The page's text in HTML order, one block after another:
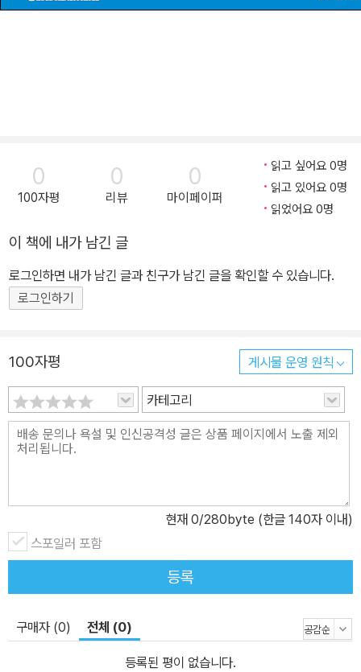
0
100자평
0
리뷰
0
마이페이퍼
읽고 싶어요 0명
읽고 있어요 0명
읽었어요 0명
이 책에 내가 남긴 글
로그인하면 내가 남긴 글과 친구가 남긴 글을 확인할 수 있습니다.
로그인하기
100자평 게시물 운영 원칙
카테고리
현재 0/280byte (한글 140자 이내)
스포일러 포함
등록
구매자 (0) 전체 (0)
등록된 평이 없습니다.